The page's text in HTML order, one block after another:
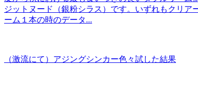
ジットヌード（銀粉シラス）です。いずれもクリ
ーム１本の時のデータ...
（激流にて）アジングシンカー色々試した結果